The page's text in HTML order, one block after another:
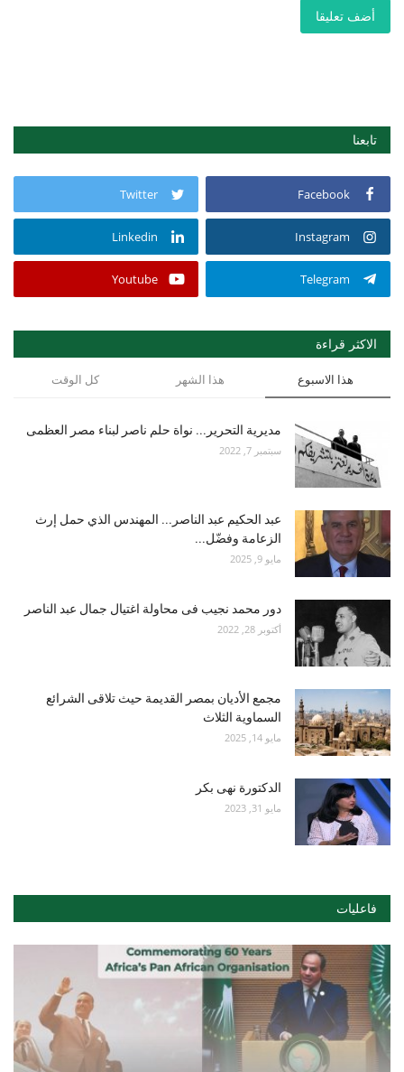
أضف تعليقا
تابعنا
Facebook
Twitter
Instagram
Linkedin
Telegram
Youtube
الاكثر قراءة
هذا الاسبوع هذا الشهر كل الوقت
مديرية التحرير... نواة حلم ناصر لبناء مصر العظمى
سبتمبر 7, 2022
عبد الحكيم عبد الناصر... المهندس الذي حمل إرث
الزعامة وفضّل...
مايو 9, 2025
دور محمد نجيب فى محاولة اغتيال جمال عبد الناصر
أكتوبر 28, 2022
مجمع الأديان بمصر القديمة حيث تلاقى الشرائع
السماوية الثلاث
مايو 14, 2025
الدكتورة نهى بكر
مايو 31, 2023
فاعليات